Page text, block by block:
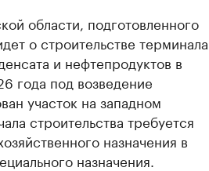
области, подготовленного
о строительстве терминала
и нефтепродуктов в
года под возведение
участок на западном
строительства требуется
назначения в
назначения.